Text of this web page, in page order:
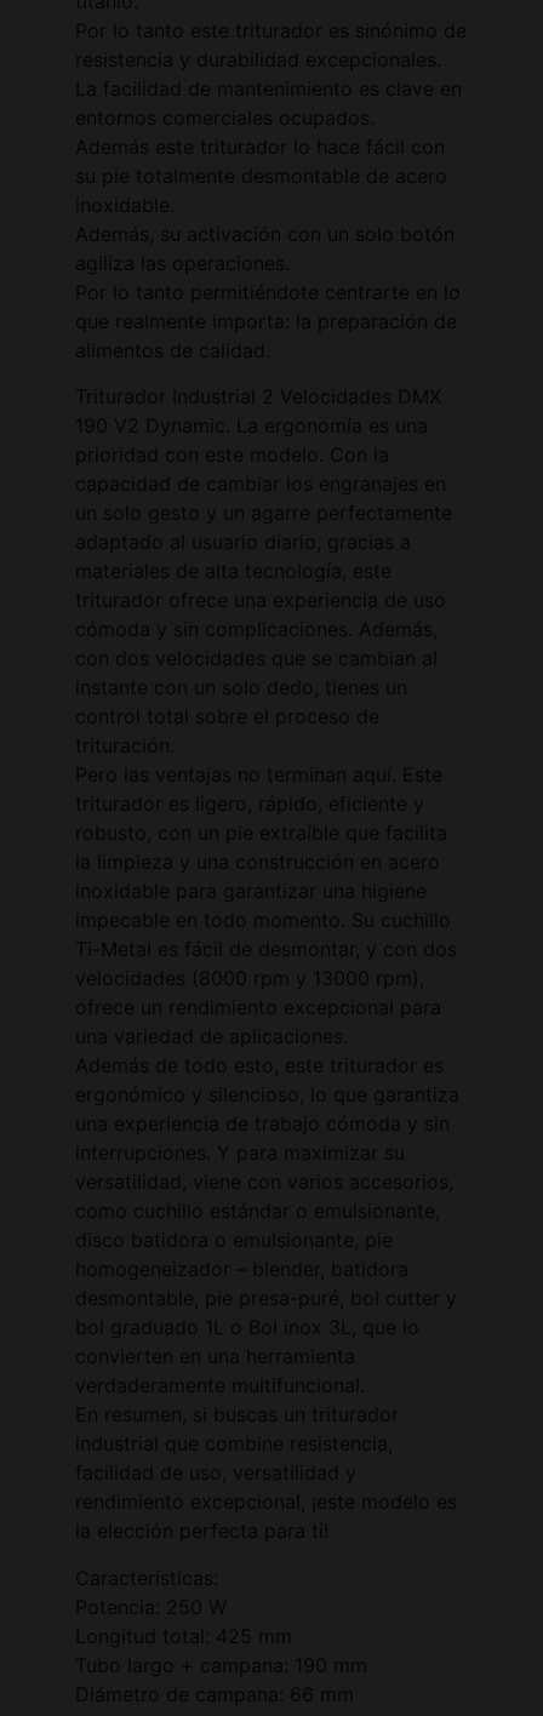
Por lo tanto este triturador es sinónimo de
resistencia y durabilidad excepcionales.
La facilidad de mantenimiento es clave en
entornos comerciales ocupados.
Además este triturador lo hace fácil con
su pie totalmente desmontable de acero
inoxidable.
Además, su activación con un solo botón
agiliza las operaciones.
Por lo tanto permitiéndote centrarte en lo
que realmente importa: la preparación de
alimentos de calidad.
Triturador Industrial 2 Velocidades DMX
190 V2 Dynamic. La ergonomía es una
prioridad con este modelo. Con la
capacidad de cambiar los engranajes en
un solo gesto y un agarre perfectamente
adaptado al usuario diario, gracias a
materiales de alta tecnología, este
triturador ofrece una experiencia de uso
cómoda y sin complicaciones. Además,
con dos velocidades que se cambian al
instante con un solo dedo, tienes un
control total sobre el proceso de
trituración.
Pero las ventajas no terminan aquí. Este
triturador es ligero, rápido, eficiente y
robusto, con un pie extraíble que facilita
la limpieza y una construcción en acero
inoxidable para garantizar una higiene
impecable en todo momento. Su cuchillo
Ti-Metal es fácil de desmontar, y con dos
velocidades (8000 rpm y 13000 rpm),
ofrece un rendimiento excepcional para
una variedad de aplicaciones.
Además de todo esto, este triturador es
ergonómico y silencioso, lo que garantiza
una experiencia de trabajo cómoda y sin
interrupciones. Y para maximizar su
versatilidad, viene con varios accesorios,
como cuchillo estándar o emulsionante,
disco batidora o emulsionante, pie
homogeneizador – blender, batidora
desmontable, pie presa-puré, bol cutter y
bol graduado 1L o Bol inox 3L, que lo
convierten en una herramienta
verdaderamente multifuncional.
En resumen, si buscas un triturador
industrial que combine resistencia,
facilidad de uso, versatilidad y
rendimiento excepcional, ¡este modelo es
la elección perfecta para ti!
Características:
Potencia: 250 W
Longitud total: 425 mm
Tubo largo + campana: 190 mm
Diámetro de campana: 66 mm